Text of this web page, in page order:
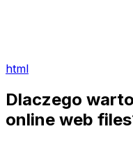
html
Dlaczego
online web